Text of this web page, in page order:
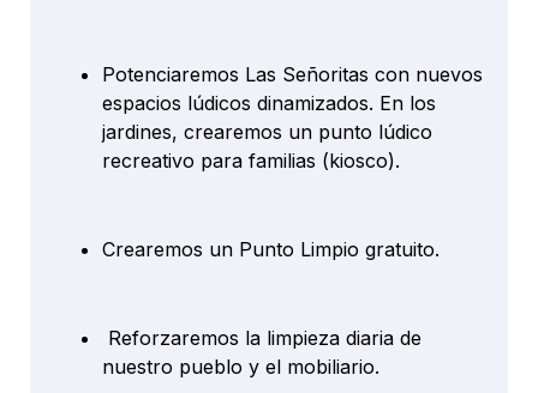
Potenciaremos Las Señoritas con nuevos
espacios lúdicos dinamizados. En los
jardines, crearemos un punto lúdico
recreativo para familias (kiosco).
Crearemos un Punto Limpio gratuito.
Reforzaremos la limpieza diaria de
nuestro pueblo y el mobiliario.